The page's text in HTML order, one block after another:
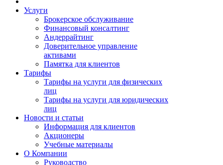
Услуги
Брокерское обслуживание
Финансовый консалтинг
Андеррайтинг
Доверительное управление
активами
Памятка для клиентов
Тарифы
Тарифы на услуги для физических
лиц
Тарифы на услуги для юридических
лиц
Новости и статьи
Информация для клиентов
Акционеры
Учебные материалы
О Компании
Руководство